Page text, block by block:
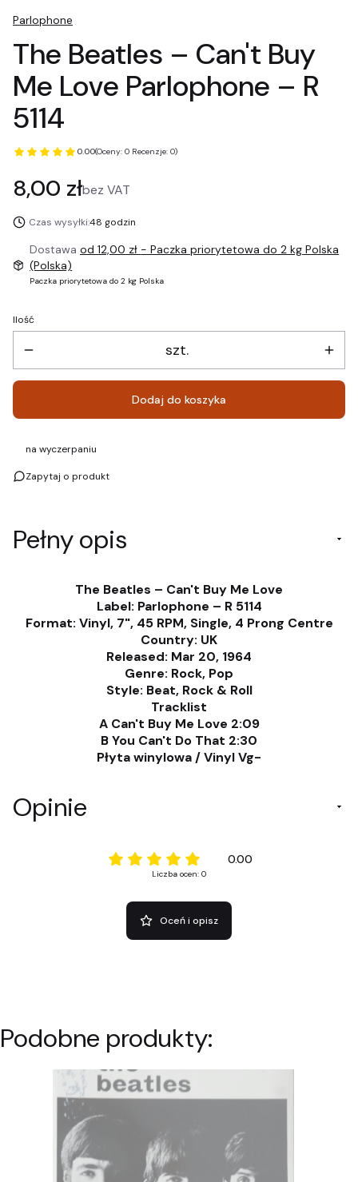
Parlophone
The Beatles – Can't Buy
Me Love Parlophone – R
5114
0.00(Oceny: 0 Recenzje: 0)
Cena
8,00 złbez VAT
Czas wysyłki:48 godzin
Dostawaod 12,00 zł - Paczka priorytetowa do 2 kg Polska
(Polska)
Paczka priorytetowa do 2 kg Polska
Ilość
szt.
Dodaj do koszyka
na wyczerpaniu
Zapytaj o produkt
Pełny opis
The Beatles – Can't Buy Me Love
Label: Parlophone – R 5114
Format: Vinyl, 7", 45 RPM, Single, 4 Prong Centre
Country: UK
Released: Mar 20, 1964
Genre: Rock, Pop
Style: Beat, Rock & Roll
Tracklist
A Can't Buy Me Love 2:09
B You Can't Do That 2:30
Płyta winylowa / Vinyl Vg-
Opinie
0.00
Liczba ocen: 0
Oceń i opisz
Podobne produkty: